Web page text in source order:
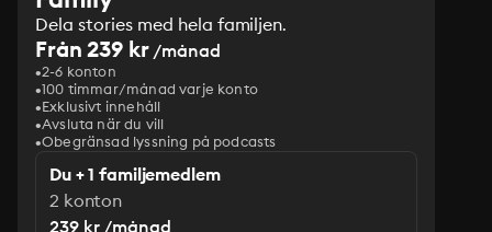
Dela stories med hela familjen.
Från 239 kr/månad
2-6 konton
100 timmar/månad varje konto
Exklusivt innehåll
Avsluta när du vill
Obegränsad lyssning på podcasts
Du + 1 familjemedlem
2 konton
239 kr /månad